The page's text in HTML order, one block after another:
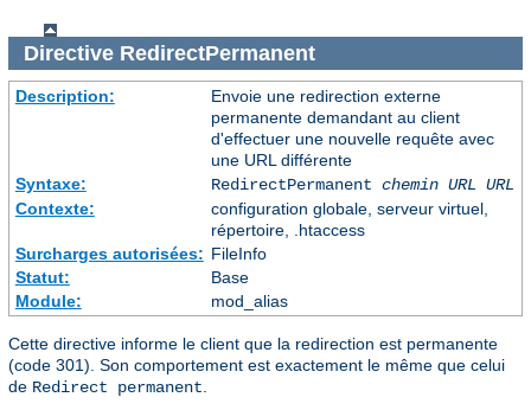
Directive RedirectPermanent
Description:
Envoie une redirection externe
permanente demandant au client
d'effectuer une nouvelle requête avec
une URL différente
Syntaxe:
RedirectPermanent chemin URL URL
Contexte:
configuration globale, serveur virtuel,
répertoire, .htaccess
Surcharges autorisées: FileInfo
Statut:
Base
Module:
mod_alias
Cette directive informe le client que la redirection est permanente
(code 301). Son comportement est exactement le même que celui
de Redirect permanent.